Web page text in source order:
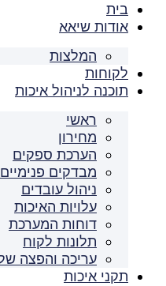
בית
אודות שיאא
המלצות
לקוחות
תוכנה לניהול איכות
ראשי
מחירון
הערכת ספקים
מבדקים פנימיים
ניהול עובדים
עלויות האיכות
דוחות המערכת
תלונות לקוח
עריכה והפצה
תקני איכות